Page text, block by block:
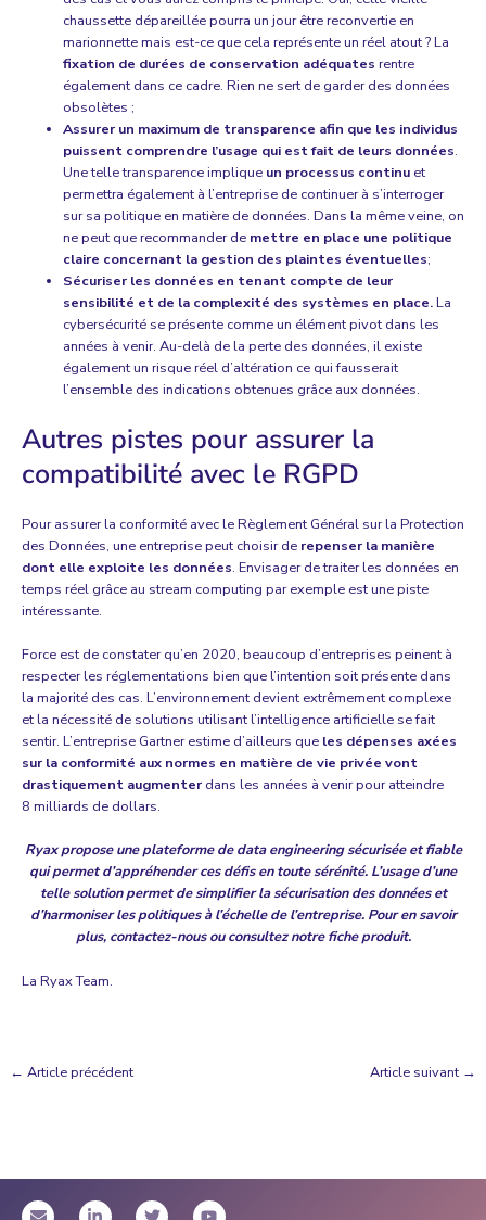
chaussette dépareillée pourra un jour être reconvertie en
marionnette mais est-ce que cela représente un réel atout ? La
fixation de durées de conservation adéquates rentre
également dans ce cadre. Rien ne sert de garder des données
obsolètes ;
Assurer un maximum de transparence afin que les individus
puissent comprendre l’usage qui est fait de leurs données.
Une telle transparence implique un processus continuet
permettra également à l’entreprise de continuer à s’interroger
sur sa politique en matière de données. Dans la même veine, on
ne peut que recommander demettre en place une politique
claire concernant la gestion des plaintes éventuelles;
Sécuriser les données en tenant compte de leur
sensibilité et de la complexité des systèmes en place.La
cybersécurité se présente comme un élément pivot dans les
années à venir. Au-delà de la perte des données, il existe
également un risque réel d’altération ce qui fausserait
l’ensemble des indications obtenues grâce aux données.
Autres pistes pour assurer la
compatibilité avec le RGPD
Pour assurer la conformité avec le Règlement Général sur la Protection
des Données, une entreprise peut choisir derepenser la manière
dont elle exploite les données. Envisager detraiter les données en
temps réel grâce au stream computing par exemple est une piste
intéressante.
Force est de constater qu’en 2020, beaucoup d’entreprises peinent à
respecter les réglementations bien que l’intention soit présente dans
la majorité des cas. L’environnement devient extrêmement complexe
et la nécessité de solutions utilisant l’intelligence artificielle se fait
sentir. L’entreprise Gartner estime d’ailleurs que les dépenses axées
sur la conformité aux normes en matière de vie privée vont
drastiquement augmenter dans les années à venirpour atteindre
8 milliards de dollars.
Ryax propose une plateforme de data engineering sécurisée et fiable
qui permet d’appréhender ces défis en toute sérénité. L’usage d’une
telle solution permet de simplifier la sécurisation des données et
d’harmoniser les politiques à l’échelle de l’entreprise. Pour en savoir
plus, contactez-nousou consultez notrefiche produit.
La Ryax Team.
← Article précédent Article suivant →